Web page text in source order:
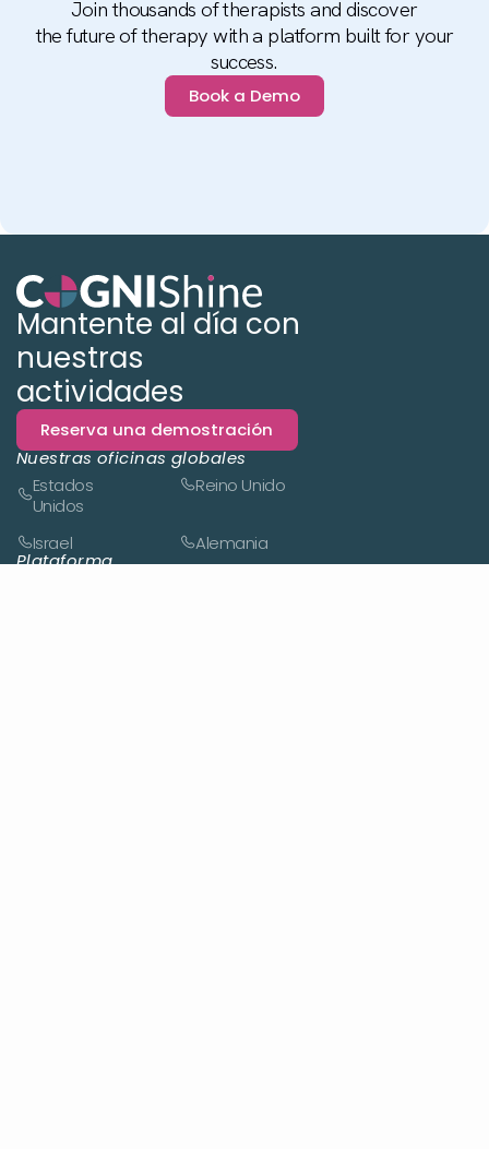
Join thousands of therapists and discover
the future of therapy with a platform built for your
success.
Book a Demo
Mantente al día con
nuestras
actividades
Reserva una demostración
Nuestras oficinas globales
Estados
Unidos
Reino Unido
Israel Alemania
Plataforma